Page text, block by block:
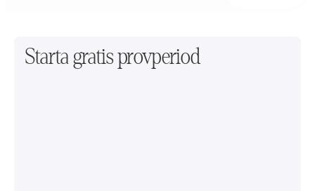
Starta gratis provperiod